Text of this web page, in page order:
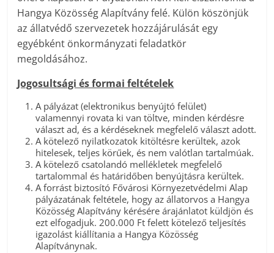
Hangya Közösség Alapítvány felé. Külön köszönjük
az állatvédő szervezetek hozzájárulását egy
egyébként önkormányzati feladatkör
megoldásához.
Jogosultsági és formai feltételek
A pályázat (elektronikus benyújtó felület)
valamennyi rovata ki van töltve, minden kérdésre
választ ad, és a kérdéseknek megfelelő választ adott.
A kötelező nyilatkozatok kitöltésre kerültek, azok
hitelesek, teljes körűek, és nem valótlan tartalmúak.
A kötelező csatolandó mellékletek megfelelő
tartalommal és határidőben benyújtásra kerültek.
A forrást biztosító Fővárosi Környezetvédelmi Alap
pályázatának feltétele, hogy az állatorvos a Hangya
Közösség Alapítvány kérésére árajánlatot küldjön és
ezt elfogadjuk. 200.000 Ft felett kötelező teljesítés
igazolást kiállítania a Hangya Közösség
Alapítványnak.